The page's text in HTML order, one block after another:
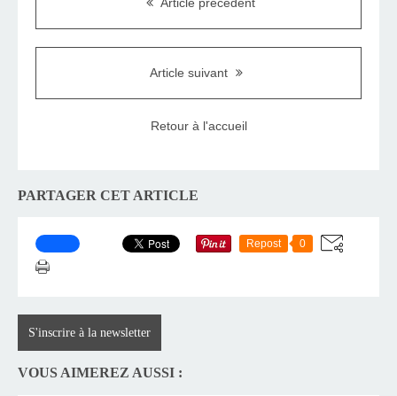
Article suivant
Retour à l'accueil
PARTAGER CET ARTICLE
Repost 0
S'inscrire à la newsletter
VOUS AIMEREZ AUSSI :